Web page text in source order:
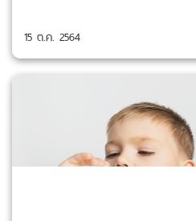
15 ต.ค. 2564